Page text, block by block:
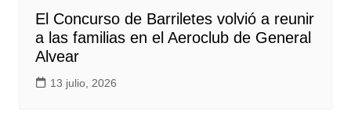
El Concurso de Barriletes volvió a reunir
a las familias en el Aeroclub de General
Alvear
13 julio, 2026